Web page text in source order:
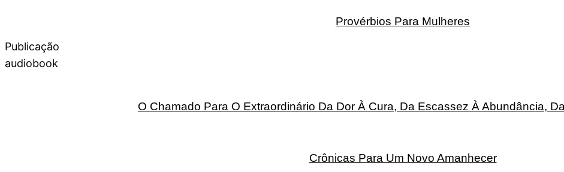
Provérbios Para Mulheres
Publicação
audiobook
O Chamado Para O Extraordinário Da Dor À Cura, Da Escassez À Abundância,
Crônicas Para Um Novo Amanhecer